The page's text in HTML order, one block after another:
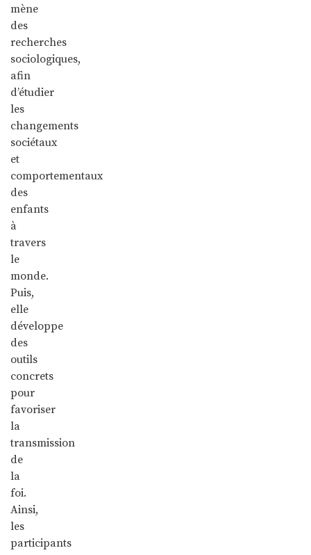
mène
des
recherches
sociologiques,
afin
d’étudier
les
changements
sociétaux
et
comportementaux
des
enfants
à
travers
le
monde.
Puis,
elle
développe
des
outils
concrets
pour
favoriser
la
transmission
de
la
foi.
Ainsi,
les
participants